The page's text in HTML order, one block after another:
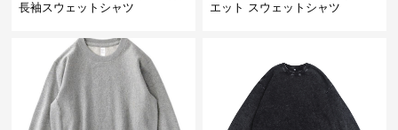
長袖スウェットシャツ
エット スウェットシャツ